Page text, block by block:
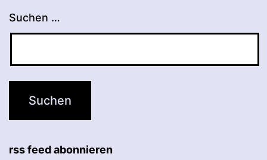
Suchen …
rss feed abonnieren